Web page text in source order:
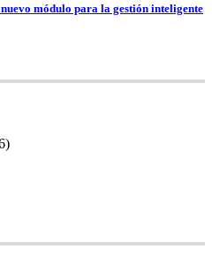
módulo para la gestión inteligente